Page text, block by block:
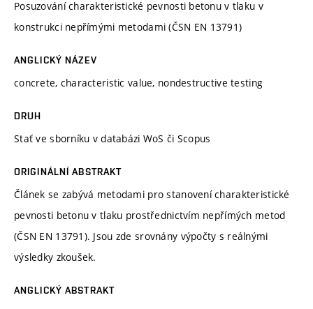
Posuzování charakteristické pevnosti betonu v tlaku v
konstrukci nepřímými metodami (ČSN EN 13791)
ANGLICKÝ NÁZEV
concrete, characteristic value, nondestructive testing
DRUH
Stať ve sborníku v databázi WoS či Scopus
ORIGINÁLNÍ ABSTRAKT
Článek se zabývá metodami pro stanovení charakteristické
pevnosti betonu v tlaku prostřednictvím nepřímých metod
(ČSN EN 13791). Jsou zde srovnány výpočty s reálnými
výsledky zkoušek.
ANGLICKÝ ABSTRAKT